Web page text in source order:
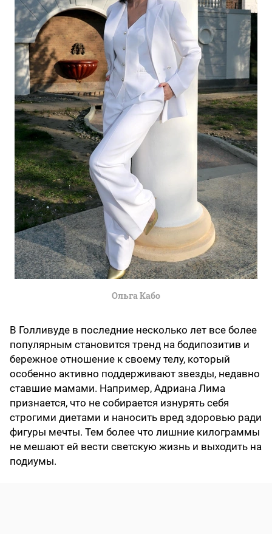
Ольга Кабо
В Голливуде в последние несколько лет все более
популярным становится тренд на бодипозитив и
бережное отношение к своему телу, который
особенно активно поддерживают звезды, недавно
ставшие мамами. Например, Адриана Лима
признается, что не собирается изнурять себя
строгими диетами и наносить вред здоровью ради
фигуры мечты. Тем более что лишние килограммы
не мешают ей вести светскую жизнь и выходить на
подиумы.